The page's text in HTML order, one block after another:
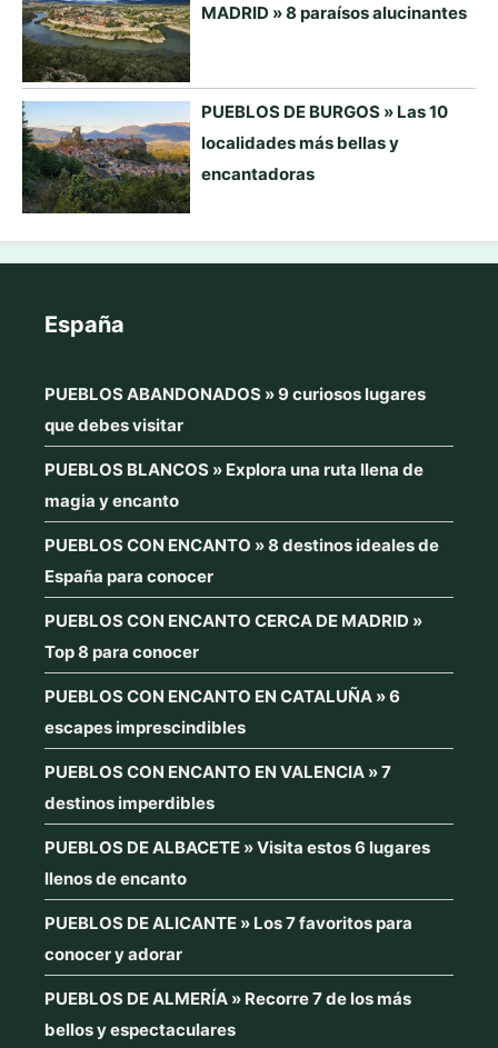
MADRID » 8 paraísos alucinantes
PUEBLOS DE BURGOS » Las 10
localidades más bellas y
encantadoras
España
PUEBLOS ABANDONADOS » 9 curiosos lugares
que debes visitar
PUEBLOS BLANCOS » Explora una ruta llena de
magia y encanto
PUEBLOS CON ENCANTO » 8 destinos ideales de
España para conocer
PUEBLOS CON ENCANTO CERCA DE MADRID »
Top 8 para conocer
PUEBLOS CON ENCANTO EN CATALUÑA » 6
escapes imprescindibles
PUEBLOS CON ENCANTO EN VALENCIA » 7
destinos imperdibles
PUEBLOS DE ALBACETE » Visita estos 6 lugares
llenos de encanto
PUEBLOS DE ALICANTE » Los 7 favoritos para
conocer y adorar
PUEBLOS DE ALMERÍA » Recorre 7 de los más
bellos y espectaculares